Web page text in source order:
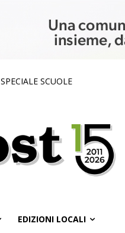
SPECIALE SCUOLE
EDIZIONI LOCALI